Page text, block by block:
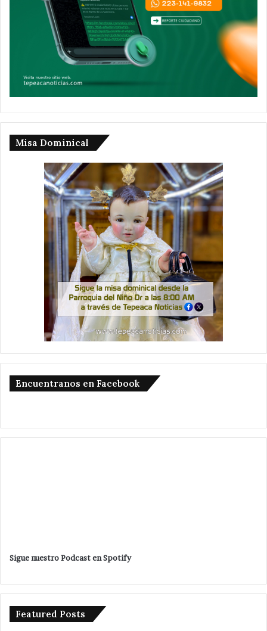
Misa Dominical
Encuentranos en Facebook
Sigue nuestro Podcast en Spotify
Featured Posts